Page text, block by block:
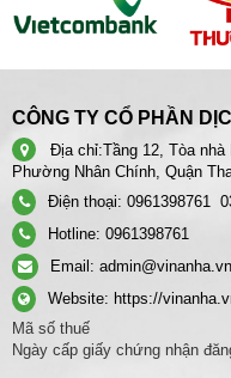
CÔNG TY CỔ PHẦN
Địa chỉ:Tầng 12, Tòa
Phường Nhân Chính, Quận
Điện thoại: 0961398761
Hotline: 0961398761
Email: admin@vinanha.vn
Website: https://
Mã số thuế
Ngày cấp giấy chứng nhận